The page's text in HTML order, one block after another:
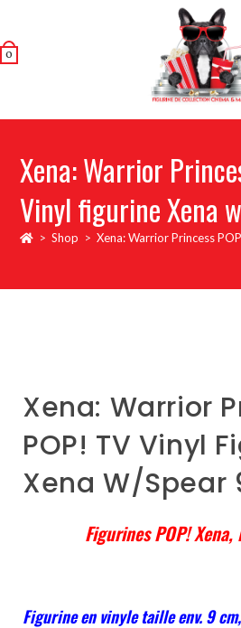
0
Xena: Warrior
Vinyl figurine Xena
> Shop > Xena: Warrior Princess
Xena: Warrior
POP! TV Vinyl
Xena W/spear
Figurines POP!
Figurine en vinyle taille env. 9